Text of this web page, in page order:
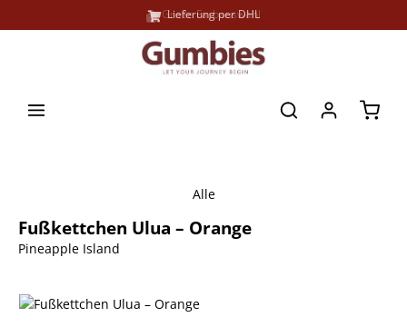
Große Farbauswahl
Lieferung per DHL
Alle
Fußkettchen Ulua – Orange
Pineapple Island
Bildergalerie überspringen